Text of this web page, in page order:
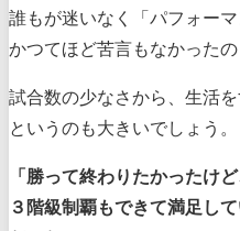
誰もが迷いなく「パフォーマ
かつてほど苦言もなかったの
試合数の少なさから、生活
というのも大きいでしょう。
「勝って終わりたかったけ
３階級制覇もできて満足し